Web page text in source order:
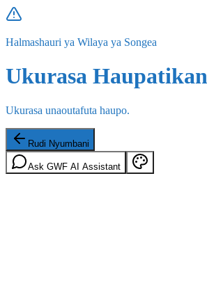
Halmashauri ya Wilaya ya Songea
Ukurasa
Ukurasa unaoutafuta haupo.
Rudi Nyumbani
Ask GWF AI Assistant